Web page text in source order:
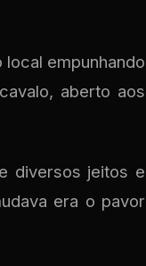
empunhando
aberto aos
diversos jeitos e
era o pavor